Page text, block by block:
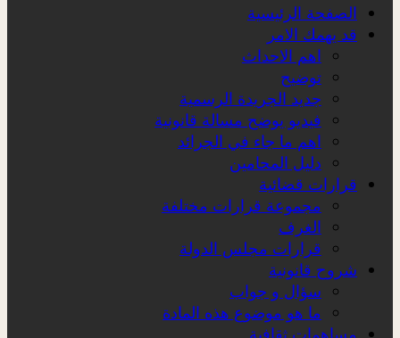
الصفحة الرئيسية
قد يهمك الامر
اهم الاحداث
توضيح
جديد الجريدة الرسمية
فيديو يوضح مسالة قانونية
اهم ما جاء في الجرائد
دليل المحامين
قرارات قضائية
مجموعة قرارات مختلفة
الغرف
قرارات مجلس الدولة
شروح قانونية
سؤال و جواب
ما هو موضوع هذه المادة
مساهمات ثقافية